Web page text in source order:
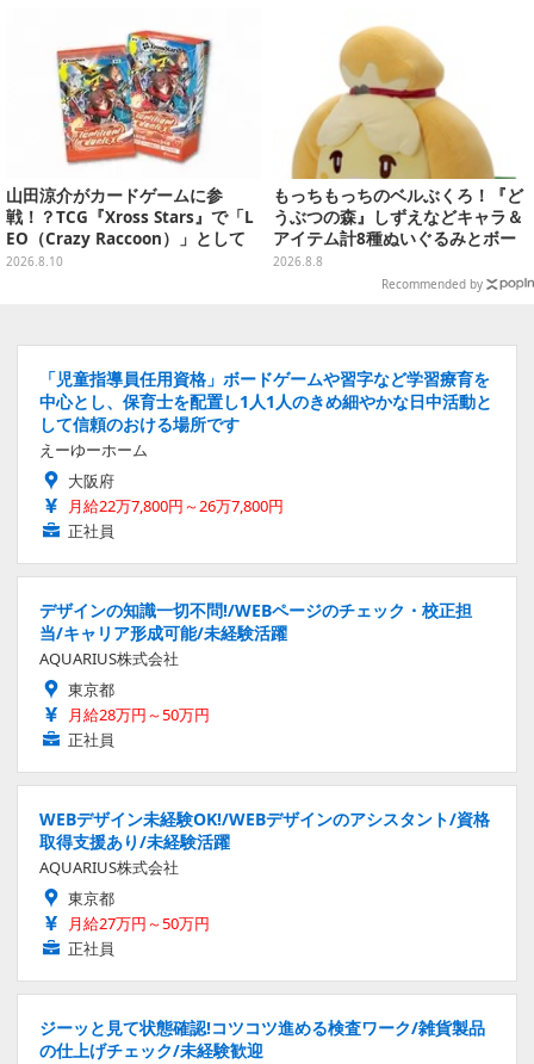
山田涼介がカードゲームに参
戦！？TCG『Xross Stars』で「L
EO（Crazy Raccoon）」として
カード化
2026.8.10
もっちもっちのベルぶくろ！『ど
うぶつの森』しずえなどキャラ＆
アイテム計8種ぬいぐるみとボー
ルチェーン付きマスコットが発売
2026.8.8
Recommended by
「児童指導員任用資格」ボードゲームや習字など学習療育を
中心とし、保育士を配置し1人1人のきめ細やかな日中活動と
して信頼のおける場所です
えーゆーホーム
大阪府
月給22万7,800円～26万7,800円
正社員
デザインの知識一切不問!/WEBページのチェック・校正担
当/キャリア形成可能/未経験活躍
AQUARIUS株式会社
東京都
月給28万円～50万円
正社員
WEBデザイン未経験OK!/WEBデザインのアシスタント/資格
取得支援あり/未経験活躍
AQUARIUS株式会社
東京都
月給27万円～50万円
正社員
ジーッと見て状態確認!コツコツ進める検査ワーク/雑貨製品
の仕上げチェック/未経験歓迎